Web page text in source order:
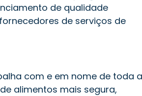
de qualidade
de serviços de
com e em nome de toda a
alimentos mais segura,